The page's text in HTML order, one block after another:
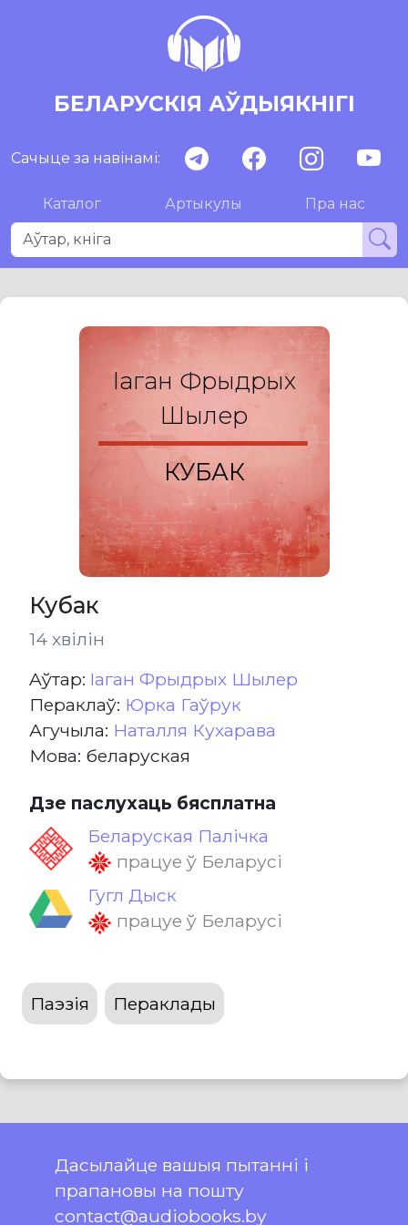
БЕЛАРУСКІЯ АЎДЫЯКНІГІ
Сачыце за навінамі:
Каталог Артыкулы Пра нас
Iаган Фрыдрых
Шылер
КУБАК
Кубак
14 хвілін
Aўтар: Iаган Фрыдрых Шылер
Пераклаў: Юрка Гаўрук
Агучыла: Наталля Кухарава
Мова: беларуская
Дзе паслухаць бясплатна
Беларуская Палічка
працуе ў Беларусі
Гугл Дыск
працуе ў Беларусі
Паэзія Пераклады
Дасылайце вашыя пытанні і
прапановы на пошту
contact@audiobooks.by